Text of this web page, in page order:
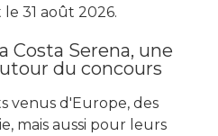
le 31 août 2026.
Costa Serena, une
du concours
venus d'Europe, des
mais aussi pour leurs